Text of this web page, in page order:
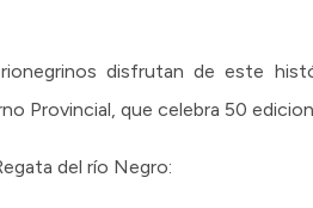
disfrutan de este
Provincial, que celebra 50
del río Negro: